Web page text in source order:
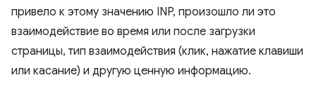
привело к этому значению INP, произошло ли это
взаимодействие во время или после загрузки
страницы, тип взаимодействия (клик, нажатие клавиши
или касание) и другую ценную информацию.